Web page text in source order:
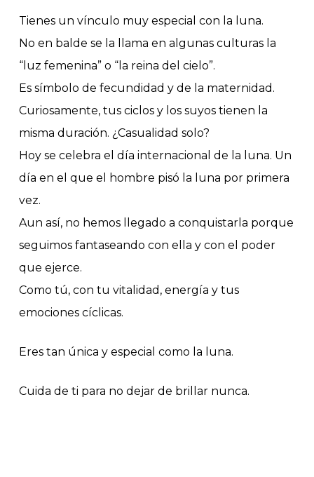
Tienes un vínculo muy especial con la luna.
No en balde se la llama en algunas culturas la
“luz femenina” o “la reina del cielo”.
Es símbolo de fecundidad y de la maternidad.
Curiosamente, tus ciclos y los suyos tienen la
misma duración. ¿Casualidad solo?
Hoy se celebra el día internacional de la luna. Un
día en el que el hombre pisó la luna por primera
vez.
Aun así, no hemos llegado a conquistarla porque
seguimos fantaseando con ella y con el poder
que ejerce.
Como tú, con tu vitalidad, energía y tus
emociones cíclicas.
Eres tan única y especial como la luna.
Cuida de ti para no dejar de brillar nunca.